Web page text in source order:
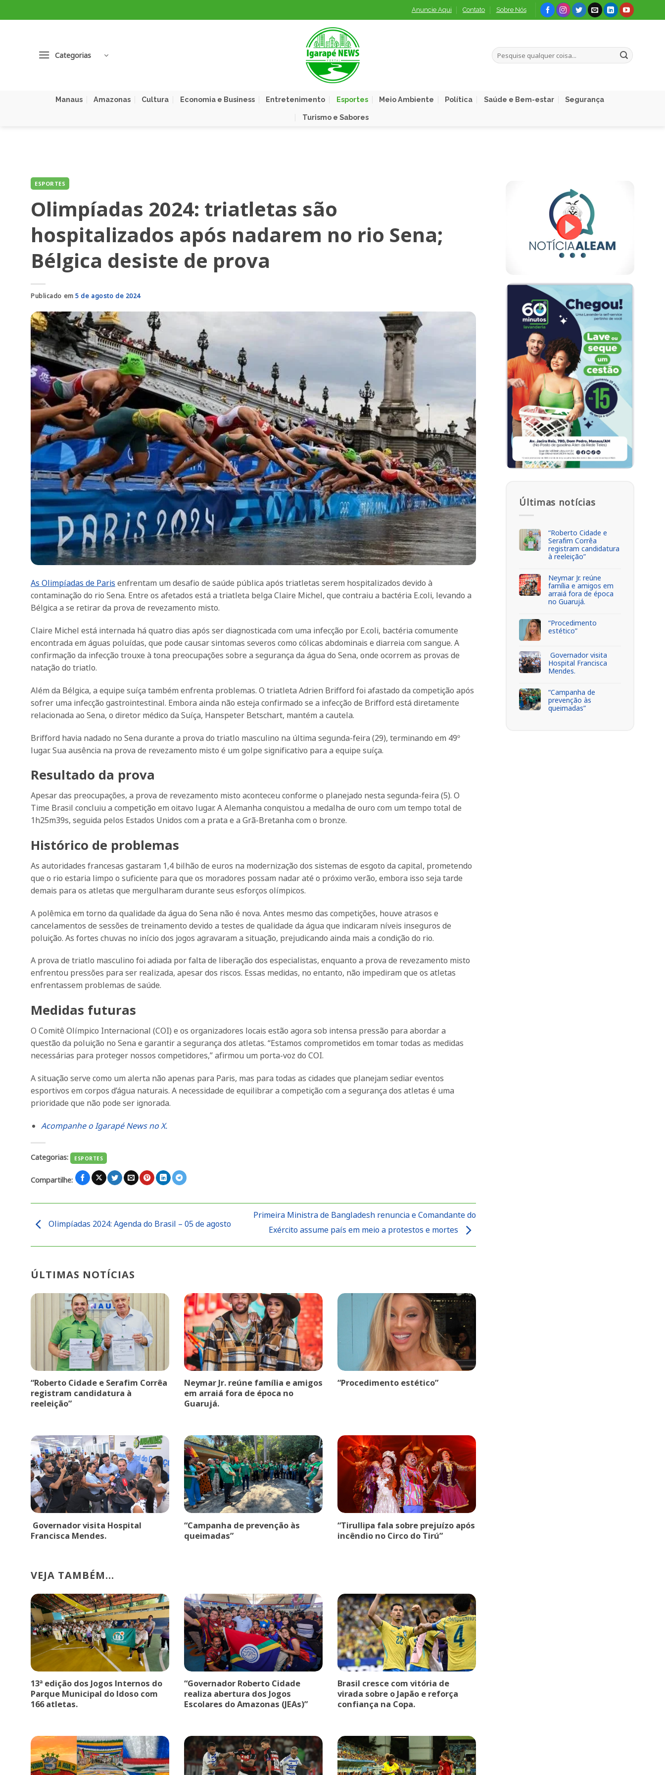
to
Anuncie Aqui Contato Sobre Nós
Categorias
Manaus Amazonas Cultura Economia e Business Entretenimento Esportes Meio Ambiente Política Saúde e Bem-estar Segurança
Turismo e Sabores
ESPORTES
Olimpíadas 2024: triatletas são
hospitalizados após nadarem no rio Sena;
Bélgica desiste de prova
Publicado em5 de agosto de 2024
As Olimpíadas de Paris enfrentam um desafio de saúde pública após triatletas serem hospitalizados devido à
contaminação do rio Sena. Entre os afetados está a triatleta belga Claire Michel, que contraiu a bactéria E.coli, levando a
Bélgica a se retirar da prova de revezamento misto.
Claire Michel está internada há quatro dias após ser diagnosticada com uma infecção por E.coli, bactéria comumente
encontrada em águas poluídas, que pode causar sintomas severos como cólicas abdominais e diarreia com sangue. A
confirmação da infecção trouxe à tona preocupações sobre a segurança da água do Sena, onde ocorrem as provas de
natação do triatlo.
Além da Bélgica, a equipe suíça também enfrenta problemas. O triatleta Adrien Brifford foi afastado da competição após
sofrer uma infecção gastrointestinal. Embora ainda não esteja confirmado se a infecção de Brifford está diretamente
relacionada ao Sena, o diretor médico da Suíça, Hanspeter Betschart, mantém a cautela.
Brifford havia nadado no Sena durante a prova do triatlo masculino na última segunda-feira (29), terminando em 49º
lugar. Sua ausência na prova de revezamento misto é um golpe significativo para a equipe suíça.
Resultado da prova
Apesar das preocupações, a prova de revezamento misto aconteceu conforme o planejado nesta segunda-feira (5). O
Time Brasil concluiu a competição em oitavo lugar. A Alemanha conquistou a medalha de ouro com um tempo total de
1h25m39s, seguida pelos Estados Unidos com a prata e a Grã-Bretanha com o bronze.
Histórico de problemas
As autoridades francesas gastaram 1,4 bilhão de euros na modernização dos sistemas de esgoto da capital, prometendo
que o rio estaria limpo o suficiente para que os moradores possam nadar até o próximo verão, embora isso seja tarde
demais para os atletas que mergulharam durante seus esforços olímpicos.
A polêmica em torno da qualidade da água do Sena não é nova. Antes mesmo das competições, houve atrasos e
cancelamentos de sessões de treinamento devido a testes de qualidade da água que indicaram níveis inseguros de
poluição. As fortes chuvas no início dos jogos agravaram a situação, prejudicando ainda mais a condição do rio.
A prova de triatlo masculino foi adiada por falta de liberação dos especialistas, enquanto a prova de revezamento misto
enfrentou pressões para ser realizada, apesar dos riscos. Essas medidas, no entanto, não impediram que os atletas
enfrentassem problemas de saúde.
Medidas futuras
O Comitê Olímpico Internacional (COI) e os organizadores locais estão agora sob intensa pressão para abordar a
questão da poluição no Sena e garantir a segurança dos atletas. “Estamos comprometidos em tomar todas as medidas
necessárias para proteger nossos competidores,” afirmou um porta-voz do COI.
A situação serve como um alerta não apenas para Paris, mas para todas as cidades que planejam sediar eventos
esportivos em corpos d’água naturais. A necessidade de equilibrar a competição com a segurança dos atletas é uma
prioridade que não pode ser ignorada.
Acompanhe o Igarapé News no X.
Categorias: ESPORTES
Compartilhe:
Olimpíadas 2024: Agenda do Brasil – 05 de agosto
Primeira Ministra de Bangladesh renuncia e Comandante do
Exército assume país em meio a protestos e mortes
ÚLTIMAS NOTÍCIAS
“Roberto Cidade e Serafim Corrêa
registram candidatura à
reeleição”
Neymar Jr. reúne família e amigos
em arraiá fora de época no
Guarujá.
“Procedimento estético”
Governador visita Hospital
Francisca Mendes.
“Campanha de prevenção às
queimadas”
“Tirullipa fala sobre prejuízo após
incêndio no Circo do Tirú”
VEJA TAMBÉM...
13ª edição dos Jogos Internos do
Parque Municipal do Idoso com
166 atletas.
“Governador Roberto Cidade
realiza abertura dos Jogos
Escolares do Amazonas (JEAs)”
Brasil cresce com vitória de
virada sobre o Japão e reforça
confiança na Copa.
Últimas notícias
“Roberto Cidade e
Serafim Corrêa
registram candidatura
à reeleição”
Neymar Jr. reúne
família e amigos em
arraiá fora de época
no Guarujá.
“Procedimento
estético”
Governador visita
Hospital Francisca
Mendes.
“Campanha de
prevenção às
queimadas”